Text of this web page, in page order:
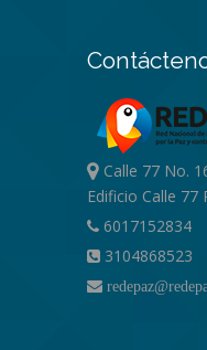
Calle 77 No.
Edificio Calle 77
6017152834
3104868523